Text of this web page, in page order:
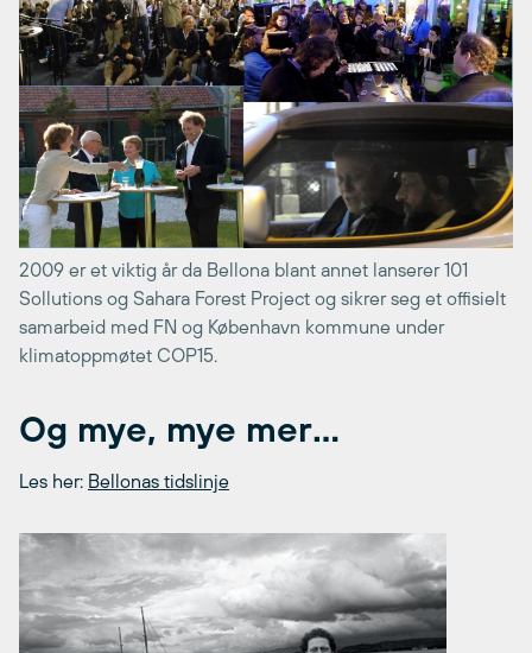
2009 er et viktig år da Bellona blant annet lanserer 101
Sollutions og Sahara Forest Project og sikrer seg et offisielt
samarbeid med FN og København kommune under
klimatoppmøtet COP15.
Og mye, mye mer…
Les her: Bellonas tidslinje